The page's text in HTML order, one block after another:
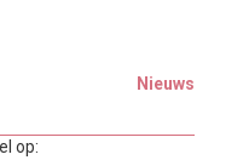
Nieuws
op: